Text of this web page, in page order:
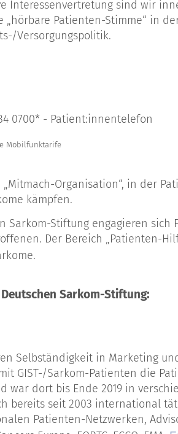
Interessenvertretung sind wir
„hörbare Patienten-Stimme“ in
Versorgungspolitik.
0700* - Patient:innentelefon
Mobilfunktarife
Organisation“, in der
kämpfen.
Stiftung engagieren sich
Der Bereich „Patienten-
Sarkom-Stiftung:
Selbständigkeit in Marketing
GIST-/Sarkom-Patienten die
war dort bis Ende 2019 in
bereits seit 2003 international
Patienten-Netzwerken,